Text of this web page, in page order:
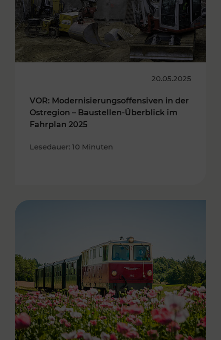
20.05.2025
VOR: Modernisierungsoffensiven in der
Ostregion – Baustellen-Überblick im
Fahrplan 2025
Lesedauer: 10 Minuten